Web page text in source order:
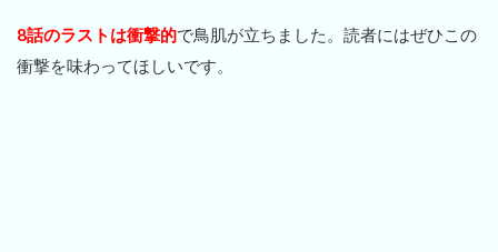
8話のラストは衝撃的で鳥肌が立ちました。読者にはぜひこの
衝撃を味わってほしいです。